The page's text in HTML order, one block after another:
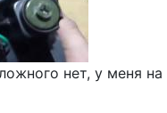
нет, у меня на